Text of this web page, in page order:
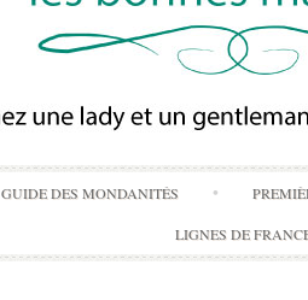
Skip
to
content
GUIDE DES MONDANITÉS
LIGNES DE